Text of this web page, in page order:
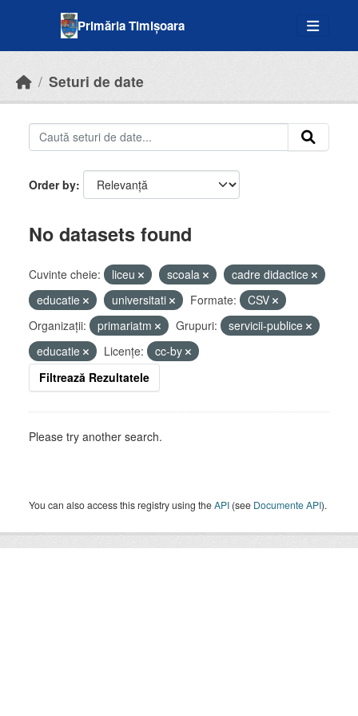
Primăria Timișoara
Seturi de date
Order by
No datasets found
Cuvinte cheie: liceu scoala
cadre didactice
educatie
universitati Formate:
CSV
Organizații:
primariatm Grupuri:
servicii-publice
educatie
Licenţe:
cc-by
Filtrează Rezultatele
Please try another search.
You can also access this registry using theAPI (see Documente API).